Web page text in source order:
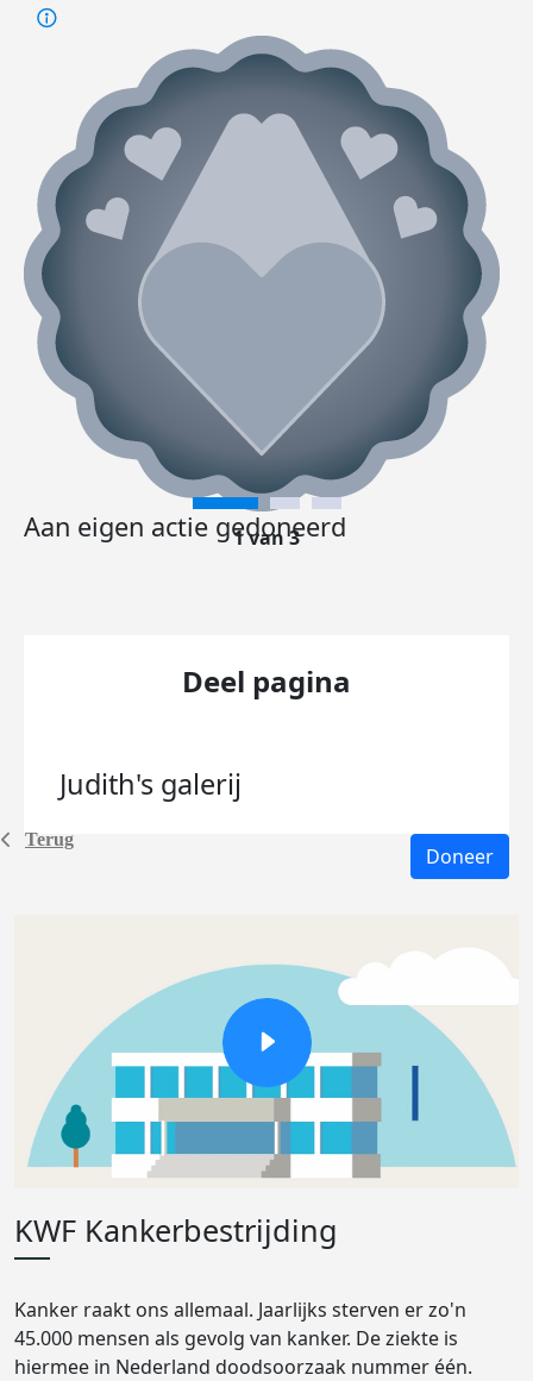
Terug
Aan eigen actie gedoneerd
1 van 3
Deel pagina
Judith's galerij
Doneer
KWF Kankerbestrijding
Kanker raakt ons allemaal. Jaarlijks sterven er zo'n
45.000 mensen als gevolg van kanker. De ziekte is
hiermee in Nederland doodsoorzaak nummer één.